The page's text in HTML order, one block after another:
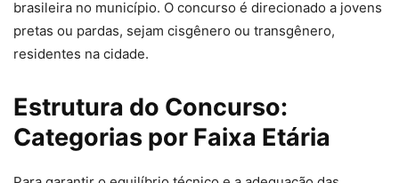
brasileira no município. O concurso é direcionado a jovens
pretas ou pardas, sejam cisgênero ou transgênero,
residentes na cidade.
Estrutura do Concurso:
Categorias por Faixa Etária